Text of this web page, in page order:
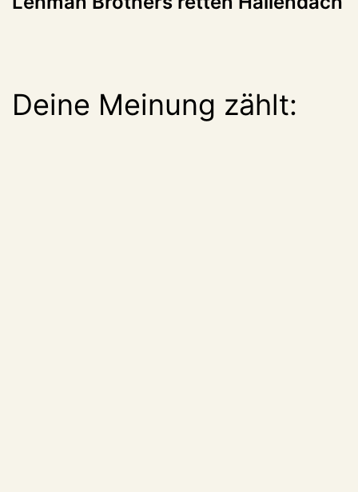
Deine Meinung zählt: